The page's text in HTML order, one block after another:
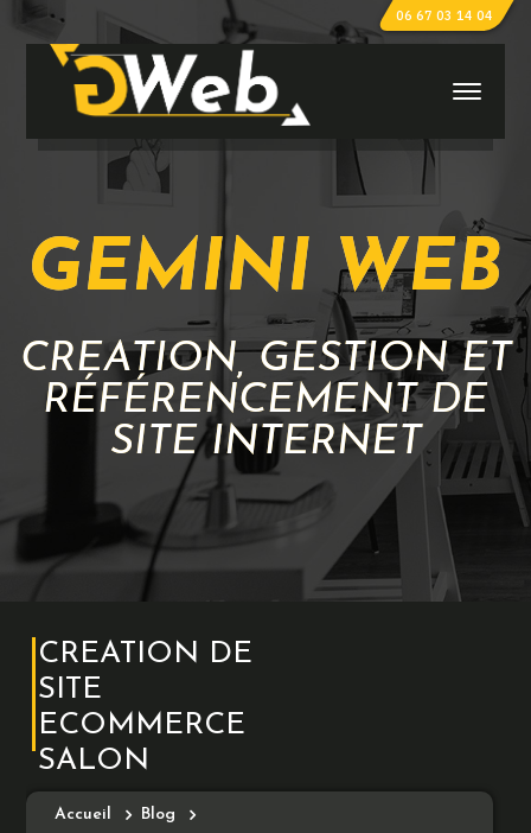
06 67 03 14 04
GEMINI WEB
CRÉATION, GESTION ET
RÉFÉRENCEMENT DE
SITE INTERNET
CREATION DE
SITE
ECOMMERCE
SALON
Accueil
Blog